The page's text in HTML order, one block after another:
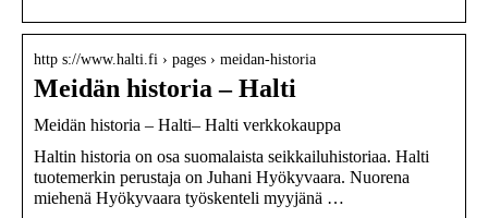
http s://www.halti.fi › pages › meidan-historia
Meidän historia – Halti
Meidän historia – Halti– Halti verkkokauppa
Haltin historia on osa suomalaista seikkailuhistoriaa. Halti
tuotemerkin perustaja on Juhani Hyökyvaara. Nuorena
miehenä Hyökyvaara työskenteli myyjänä …